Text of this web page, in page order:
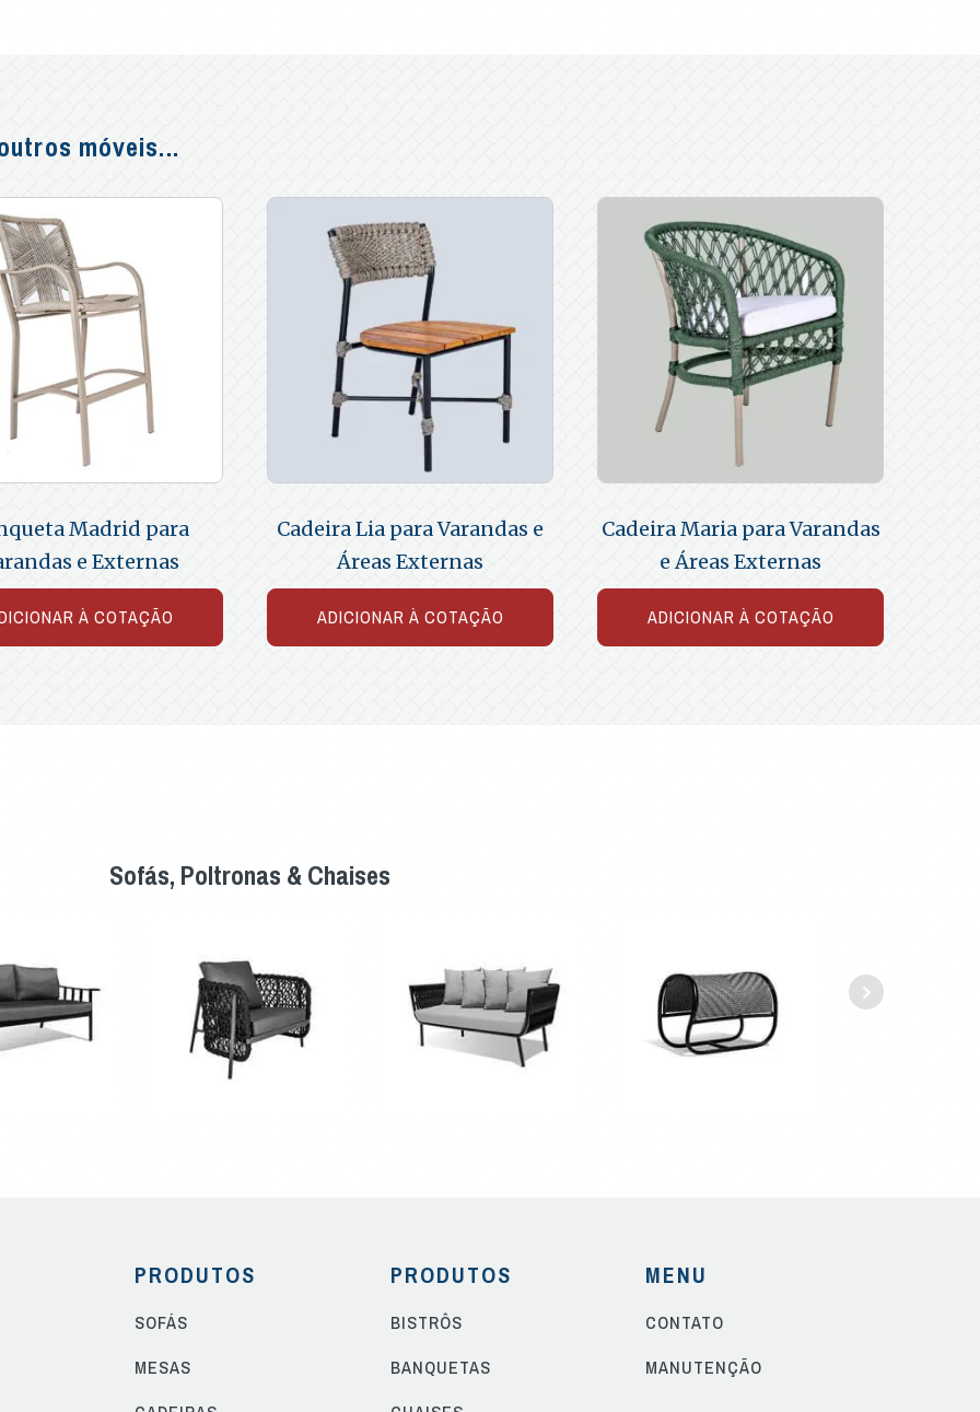
móveis...
Madrid para
e Externas
À COTAÇÃO
Cadeira Lia para Varandas e
Áreas Externas
ADICIONAR À COTAÇÃO
Cadeira Maria para Varandas
e Áreas Externas
ADICIONAR À COTAÇÃO
Sofás, Poltronas & Chaises
PRODUTOS
SOFÁS
MESAS
PRODUTOS
BISTRÔS
BANQUETAS
MENU
CONTATO
MANUTENÇÃO